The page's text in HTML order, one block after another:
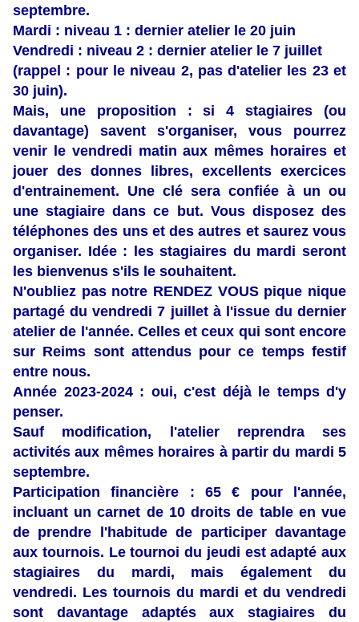
septembre.
Mardi : niveau 1 : dernier atelier le 20 juin
Vendredi : niveau 2 : dernier atelier le 7 juillet
(rappel : pour le niveau 2, pas d'atelier les 23 et
30 juin).
Mais, une proposition : si 4 stagiaires (ou
davantage) savent s'organiser, vous pourrez
venir le vendredi matin aux mêmes horaires et
jouer des donnes libres, excellents exercices
d'entrainement. Une clé sera confiée à un ou
une stagiaire dans ce but. Vous disposez des
téléphones des uns et des autres et saurez vous
organiser. Idée : les stagiaires du mardi seront
les bienvenus s'ils le souhaitent.
N'oubliez pas notre RENDEZ VOUS pique nique
partagé du vendredi 7 juillet à l'issue du dernier
atelier de l'année. Celles et ceux qui sont encore
sur Reims sont attendus pour ce temps festif
entre nous.
Année 2023-2024 : oui, c'est déjà le temps d'y
penser.
Sauf modification, l'atelier reprendra ses
activités aux mêmes horaires à partir du mardi 5
septembre.
Participation financière : 65 € pour l'année,
incluant un carnet de 10 droits de table en vue
de prendre l'habitude de participer davantage
aux tournois. Le tournoi du jeudi est adapté aux
stagiaires du mardi, mais également du
vendredi. Les tournois du mardi et du vendredi
sont davantage adaptés aux stagiaires du